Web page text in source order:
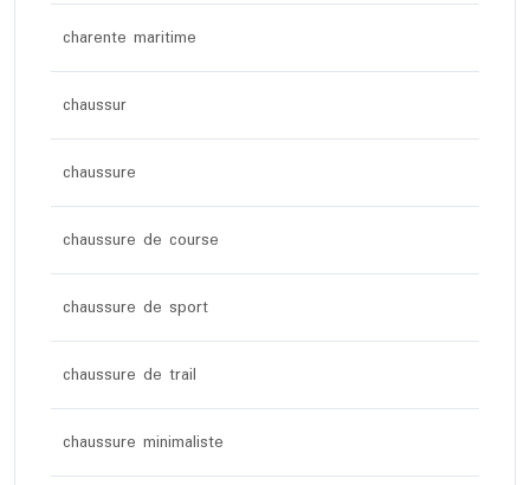
charente maritime
chaussur
chaussure
chaussure de course
chaussure de sport
chaussure de trail
chaussure minimaliste